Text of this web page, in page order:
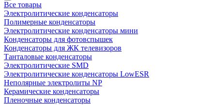
Все товары
Электролитические конденсаторы
Полимерные конденсаторы
Электролитические конденсаторы мини
Конденсаторы для фотовспышек
Конденсаторы для ЖК телевизоров
Танталовые конденсаторы
Электролитические SMD
Электролитические конденсаторы LowESR
Неполярные электролиты NP
Керамические конденсаторы
Пленочные конденсаторы